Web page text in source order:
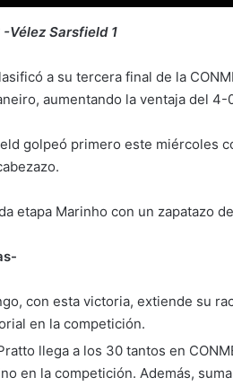
-Vélez Sarsfield 1
a su tercera final de la
aumentando la ventaja del
golpeó primero este miércoles
etapa Marinho con un zapatazo
con esta victoria, extiende su
en la competición.
llega a los 30 tantos en
en la competición. Además,